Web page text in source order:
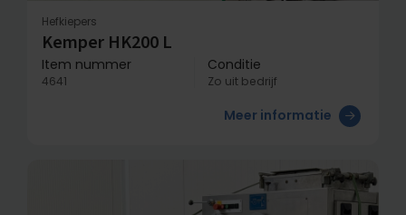
Hefkiepers
Kemper HK200 L
Item nummer
4641
Conditie
Zo uit bedrijf
Meer informatie